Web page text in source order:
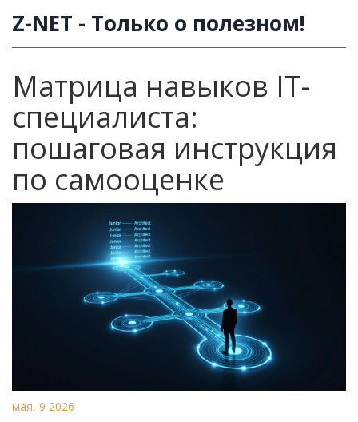
Z-NET - Только о полезном!
Матрица навыков IT-
специалиста:
пошаговая инструкция
по самооценке
мая, 9 2026